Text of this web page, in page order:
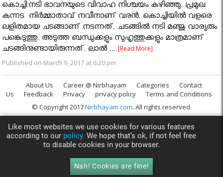
കൊച്ചി:നടി ഭാവനയുടെ വിവാഹ നിശ്ചയം കഴിഞ്ഞു. പ്രമുഖ
കന്നട നിര്‍മ്മാതാവ് നവീനാണ് വരന്‍. കൊച്ചിയില്‍ വളരെ
ലളിതമായ ചടങ്ങാണ് നടന്നത്. ചടങ്ങില്‍ നടി മഞ്ജു വാര്യരും
പങ്കെടുത്തു. അടുത്ത ബന്ധുക്കളും സുഹൃത്തുക്കളും മാത്രമാണ്
ചടങ്ങിനുണ്ടായിരുന്നത്. ലാല്‍ ...[Read More]
Published on March 9, 2017 at 6:20 pm
About Us Career @ Nirbhayam Categories
Contact
Us
Feedback Privacy privacy policy
Terms and Conditions
© Copyright 2017Nirbhayam.com. All rights reserved.
Like most websites we use cookies for various features
according to our policy. We hope that’s ok, if not feel free
to disable cookies in your browser.
Nah! Cookies are fine!